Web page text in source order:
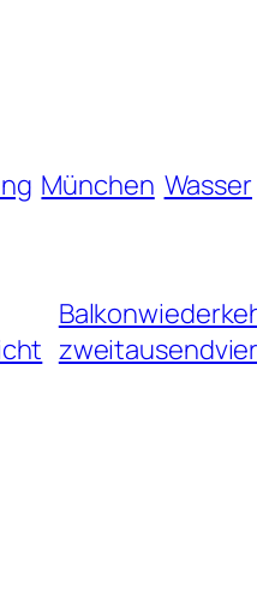
München Wasser